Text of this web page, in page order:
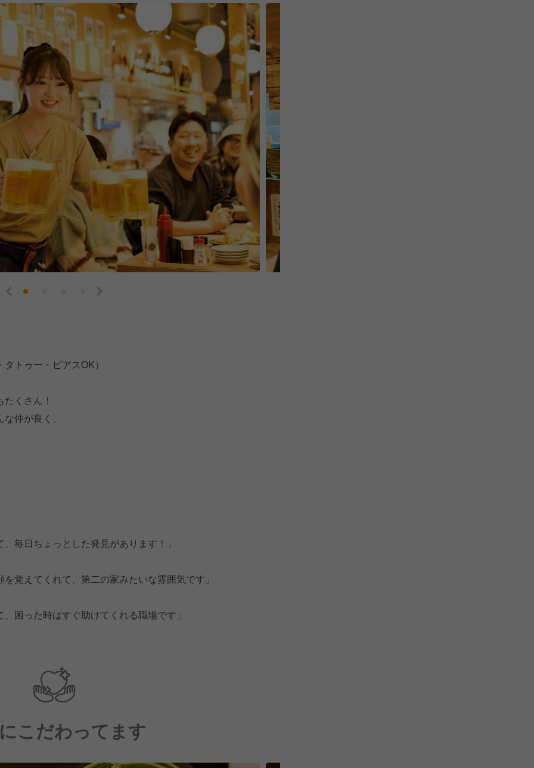
トゥー・ピアスOK）
くさん！
仲が良く、
毎日ちょっとした発見があります！」
覚えてくれて、第二の家みたいな雰囲気です」
困った時はすぐ助けてくれる職場です」
こだわってます